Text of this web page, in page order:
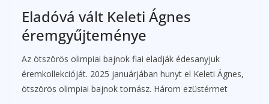
Eladóvá vált Keleti Ágnes
éremgyűjteménye
Az ötszörös olimpiai bajnok fiai eladják édesanyjuk
éremkollekcióját. 2025 januárjában hunyt el Keleti Ágnes,
ötszörös olimpiai bajnok tornász. Három ezüstérmet